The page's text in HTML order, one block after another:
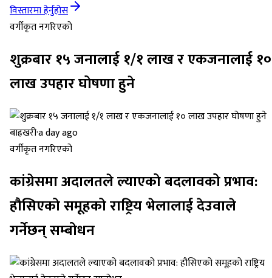
विस्तारमा हेर्नुहोस
वर्गीकृत नगरिएको
शुक्रबार १५ जनालाई १/१ लाख र एकजनालाई १०
लाख उपहार घोषणा हुने
बाह्रखरी·a day ago
वर्गीकृत नगरिएको
कांग्रेसमा अदालतले ल्याएको बदलावको प्रभाव:
हौसिएको समूहको राष्ट्रिय भेलालाई देउवाले
गर्नेछन् सम्बोधन